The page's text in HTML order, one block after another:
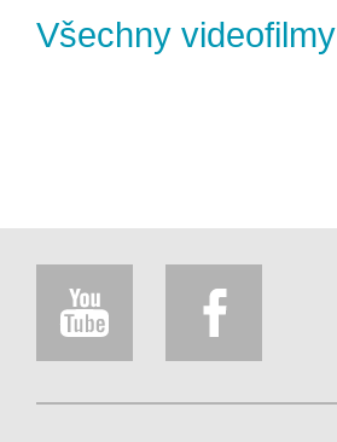
Všechny videofilmy